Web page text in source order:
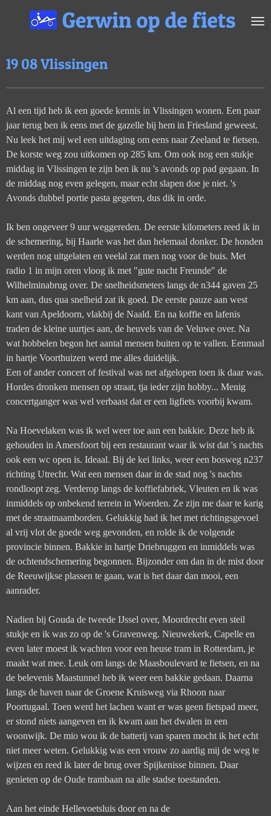
direct
de
hoofdinhoud
19 08 Vlissingen
Al een tijd heb ik een goede kennis in Vlissingen wonen. Een paar
jaar terug ben ik eens met de gazelle bij hem in Friesland geweest.
Nu leek het mij wel een uitdaging om eens naar Zeeland te fietsen.
De korste weg zou uitkomen op 285 km. Om ook nog een stukje
middag in Vlissingen te zijn ben ik nu 's avonds op pad gegaan. In
de middag nog even gelegen, maar echt slapen doe je niet. 's
Avonds dubbel portie pasta gegeten, dus dik in orde.
Ik ben ongeveer 9 uur weggereden. De eerste kilometers reed ik in
de schemering, bij Haarle was het dan helemaal donker. De honden
werden nog uitgelaten en veelal zat men nog voor de buis. Met
radio 1 in mijn oren vloog ik met "gute nacht Freunde" de
Wilhelminabrug over. De snelheidsmeters langs de n344 gaven 25
km aan, dus qua snelheid zat ik goed. De eerste pauze aan west
kant van Apeldoorn, vlakbij de Naald. En na koffie en lafenis
traden de kleine uurtjes aan, de heuvels van de Veluwe over. Na
wat hobbelen begon het aantal mensen buiten op te vallen. Eenmaal
in hartje Voorthuizen werd me alles duidelijk.
Een of ander concert of festival was net afgelopen toen ik daar was.
Hordes dronken mensen op straat, tja ieder zijn hobby... Menig
concertganger was wel verbaast dat er een ligfiets voorbij kwam.
Na Hoevelaken was ik wel weer toe aan een bakkie. Deze heb ik
gehouden in Amersfoort bij een restaurant waar ik wist dat 's nachts
ook een wc open is. Ideaal. Bij de kei links, weer een bosweg n237
richting Utrecht. Wat een mensen daar in de stad nog 's nachts
rondloopt zeg. Verderop langs de koffiefabriek, Vleuten en ik was
inmiddels op onbekend terrein in Woerden. Ze zijn me daar te karig
met de straatnaamborden. Gelukkig had ik het met richtingsgevoel
al vrij vlot de goede weg gevonden, en rolde ik de volgende
provincie binnen. Bakkie in hartje Driebruggen en inmiddels was
de ochtendschemering begonnen. Bijzonder om dan in de mist door
de Reeuwijkse plassen te gaan, wat is het daar dan mooi, een
aanrader.
Nadien bij Gouda de tweede IJssel over, Moordrecht even steil
stukje en ik was zo op de 's Gravenweg. Nieuwekerk, Capelle en
even later moest ik wachten voor een heuse tram in Rotterdam, je
maakt wat mee. Leuk om langs de Maasboulevard te fietsen, en na
de belevenis Maastunnel heb ik weer een bakkie gedaan. Daarna
langs de haven naar de Groene Kruisweg via Rhoon naar
Poortugaal. Toen werd het lachen want er was geen fietspad meer,
er stond niets aangeven en ik kwam aan het dwalen in een
woonwijk. De mio wou ik de batterij van sparen mocht ik het echt
niet meer weten. Gelukkig was een vrouw zo aardig mij de weg te
wijzen en reed ik later de brug over Spijkenisse binnen. Daar
genieten op de Oude trambaan na alle stadse toestanden.
Aan het einde Hellevoetsluis door en na de